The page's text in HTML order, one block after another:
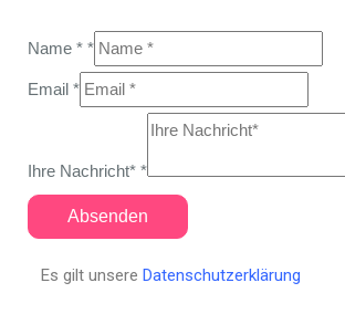
Name * *
Email *
Ihre Nachricht* *
Absenden
Es gilt unsere Datenschutzerklärung